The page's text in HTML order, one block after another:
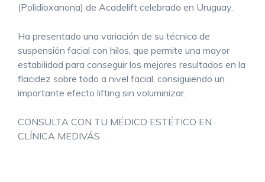
(Polidioxanona) de Acadelift celebrado en Uruguay.
Ha presentado una variación de su técnica de
suspensión facial con hilos, que permite una mayor
estabilidad para conseguir los mejores resultados en la
flacidez sobre todo a nivel facial, consiguiendo un
importante efecto lifting sin voluminizar.
CONSULTA CON TU MÉDICO ESTÉTICO EN
CLÍNICA MEDIVÁS